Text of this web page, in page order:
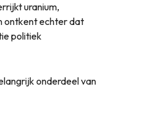
uranium,
ontkent echter dat
politiek
onderdeel van